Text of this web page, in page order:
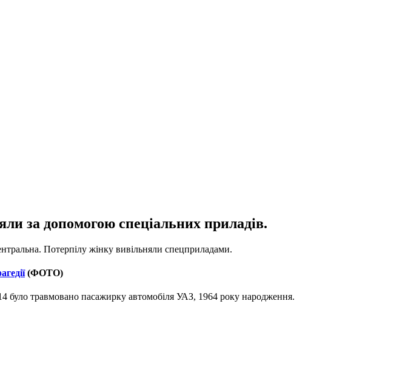
за допомогою спеціальних приладів.
Потерпілу жінку вивільняли спецприладами.
(ФОТО)
було травмовано пасажирку автомобіля УАЗ, 1964 року народження.